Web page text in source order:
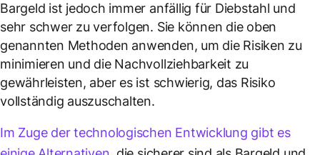
Bargeld ist jedoch immer anfällig für Diebstahl und
sehr schwer zu verfolgen. Sie können die oben
genannten Methoden anwenden, um die Risiken zu
minimieren und die Nachvollziehbarkeit zu
gewährleisten, aber es ist schwierig, das Risiko
vollständig auszuschalten.
Im Zuge der technologischen Entwicklung gibt es